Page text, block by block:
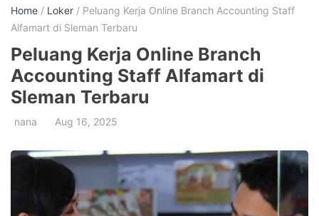
Home / Loker / Peluang Kerja Online Branch Accounting Staff
Alfamart di Sleman Terbaru
Peluang Kerja Online Branch
Accounting Staff Alfamart di
Sleman Terbaru
nana Aug 16, 2025